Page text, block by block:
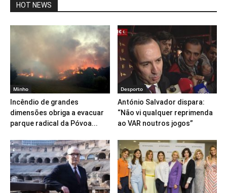
HOT NEWS
Minho
Incêndio de grandes
dimensões obriga a evacuar
parque radical da Póvoa...
Desporto
António Salvador dispara:
“Não vi qualquer reprimenda
ao VAR noutros jogos”